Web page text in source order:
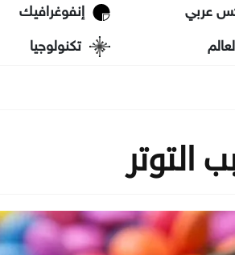
عربي
إنفوغرافيك
تكنولوجيا